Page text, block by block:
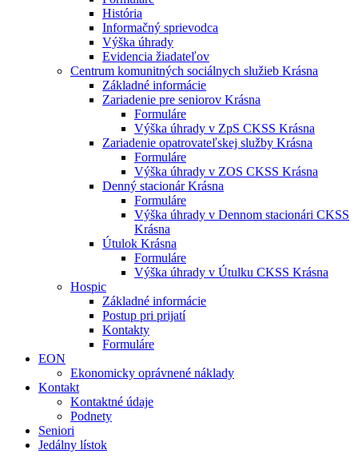
História
Informačný sprievodca
Výška úhrady
Evidencia žiadateľov
Centrum komunitných sociálnych služieb Krásna
Základné informácie
Zariadenie pre seniorov Krásna
Formuláre
Výška úhrady v ZpS CKSS Krásna
Zariadenie opatrovateľskej služby Krásna
Formuláre
Výška úhrady v ZOS CKSS Krásna
Denný stacionár Krásna
Formuláre
Výška úhrady v Dennom stacionári CKSS
Krásna
Útulok Krásna
Formuláre
Výška úhrady v Útulku CKSS Krásna
Hospic
Základné informácie
Postup pri prijatí
Kontakty
Formuláre
EON
Ekonomicky oprávnené náklady
Kontakt
Kontaktné údaje
Podnety
Seniori
Jedálny lístok